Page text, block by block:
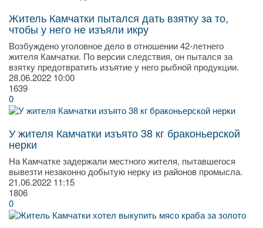
Житель Камчатки пытался дать взятку за то,
чтобы у него не изъяли икру
Возбуждено уголовное дело в отношении 42-летнего
жителя Камчатки. По версии следствия, он пытался за
взятку предотвратить изъятие у него рыбной продукции.
28.06.2022 10:00
1639
0
У жителя Камчатки изъято 38 кг браконьерской
нерки
На Камчатке задержали местного жителя, пытавшегося
вывезти незаконно добытую нерку из районов промысла.
21.06.2022 11:15
1806
0